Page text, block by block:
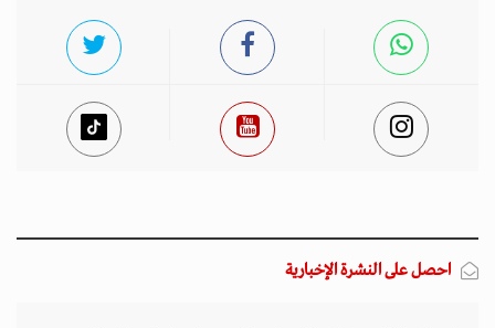
احصل على النشرة الإخبارية